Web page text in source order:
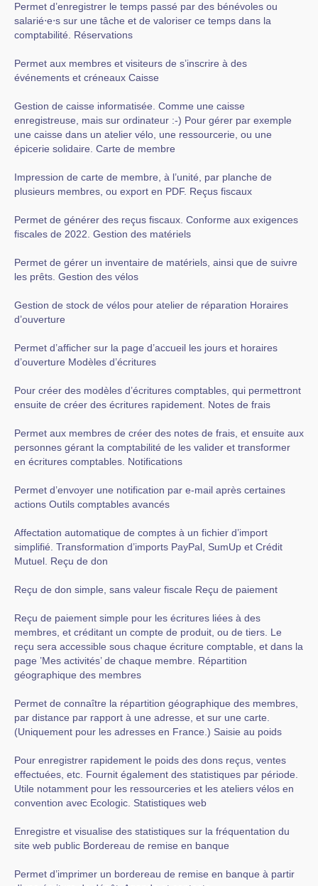
Permet d’enregistrer le temps passé par des bénévoles ou
salarié⋅e⋅s sur une tâche et de valoriser ce temps dans la
comptabilité. Réservations
Permet aux membres et visiteurs de s’inscrire à des
événements et créneaux Caisse
Gestion de caisse informatisée. Comme une caisse
enregistreuse, mais sur ordinateur :-) Pour gérer par exemple
une caisse dans un atelier vélo, une ressourcerie, ou une
épicerie solidaire. Carte de membre
Impression de carte de membre, à l’unité, par planche de
plusieurs membres, ou export en PDF. Reçus fiscaux
Permet de générer des reçus fiscaux. Conforme aux exigences
fiscales de 2022. Gestion des matériels
Permet de gérer un inventaire de matériels, ainsi que de suivre
les prêts. Gestion des vélos
Gestion de stock de vélos pour atelier de réparation Horaires
d’ouverture
Permet d’afficher sur la page d’accueil les jours et horaires
d’ouverture Modèles d’écritures
Pour créer des modèles d’écritures comptables, qui permettront
ensuite de créer des écritures rapidement. Notes de frais
Permet aux membres de créer des notes de frais, et ensuite aux
personnes gérant la comptabilité de les valider et transformer
en écritures comptables. Notifications
Permet d’envoyer une notification par e-mail après certaines
actions Outils comptables avancés
Affectation automatique de comptes à un fichier d’import
simplifié. Transformation d’imports PayPal, SumUp et Crédit
Mutuel. Reçu de don
Reçu de don simple, sans valeur fiscale Reçu de paiement
Reçu de paiement simple pour les écritures liées à des
membres, et créditant un compte de produit, ou de tiers. Le
reçu sera accessible sous chaque écriture comptable, et dans la
page ’Mes activités’ de chaque membre. Répartition
géographique des membres
Permet de connaître la répartition géographique des membres,
par distance par rapport à une adresse, et sur une carte.
(Uniquement pour les adresses en France.) Saisie au poids
Pour enregistrer rapidement le poids des dons reçus, ventes
effectuées, etc. Fournit également des statistiques par période.
Utile notamment pour les ressourceries et les ateliers vélos en
convention avec Ecologic. Statistiques web
Enregistre et visualise des statistiques sur la fréquentation du
site web public Bordereau de remise en banque
Permet d’imprimer un bordereau de remise en banque à partir